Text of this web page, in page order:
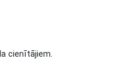
cienītājiem.